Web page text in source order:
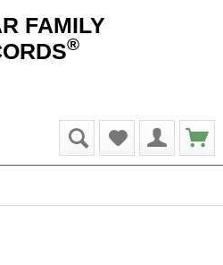
FAMILY
®